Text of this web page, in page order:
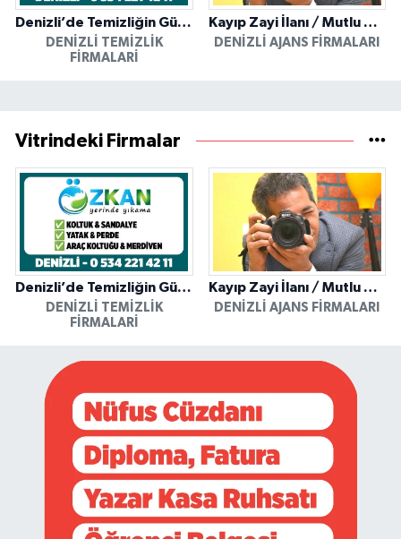
Denizli’de Temizliğin Güvenilir Adresi: Özkan Yerinde Yıkama
DENIZLI TEMIZLIK
FIRMALARI
Kayıp Zayi İlanı / Mutlu Ajans / Denizli
DENIZLI AJANS FIRMALARI
Vitrindeki Firmalar
Denizli’de Temizliğin Güvenilir Adresi: Özkan Yerinde Yıkama
DENIZLI TEMIZLIK
FIRMALARI
Kayıp Zayi İlanı / Mutlu Ajans / Denizli
DENIZLI AJANS FIRMALARI